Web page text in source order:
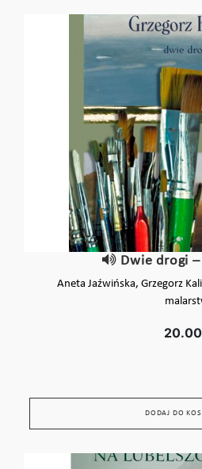
Dwie drogi
Aneta Jaźwińska, Grzegorz
20.00
DODAJ DO